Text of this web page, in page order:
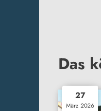
Das
27
März 2026